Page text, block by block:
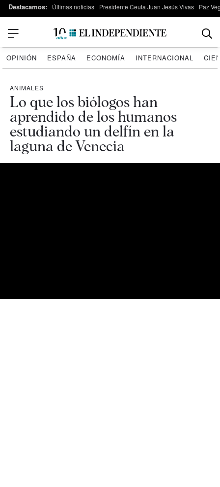
Destacamos: Últimas noticias Presidente Ceuta Juan Jesús Vivas Paz
OPINIÓN ESPAÑA ECONOMÍA INTERNACIONAL
ANIMALES
Lo que los biólogos han
aprendido de los humanos
estudiando un delfín en la
laguna de Venecia